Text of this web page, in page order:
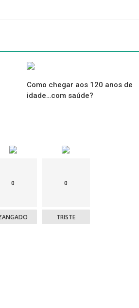
Como chegar aos 120 anos de
idade…com saúde?
0 0
TRISTE